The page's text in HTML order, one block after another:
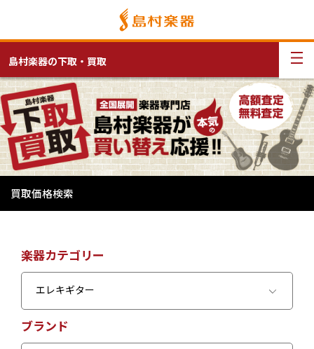
島村楽器の下取・買取
買取価格検索
楽器カテゴリー
ブランド